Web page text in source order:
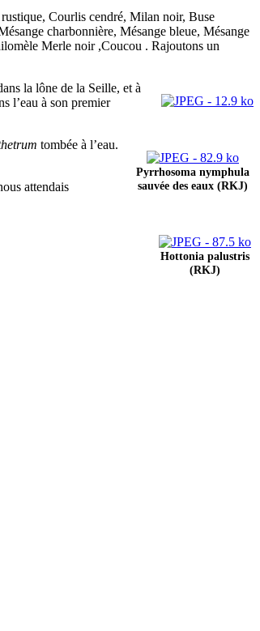
Courlis cendré, Milan noir, Buse
charbonnière, Mésange bleue, Mésange
Merle noir ,Coucou . Rajoutons un
la lône de la Seille, et à
l’eau à son premier
Pyrrhosoma nymphula
sauvée des eaux (RKJ)
tombée à l’eau.
attendais
Hottonia palustris
(RKJ)